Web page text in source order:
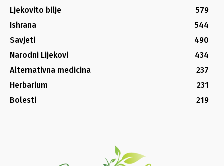
Ljekovito bilje
579
Ishrana
544
Savjeti
490
Narodni Lijekovi
434
Alternativna medicina
237
Herbarium
231
Bolesti
219